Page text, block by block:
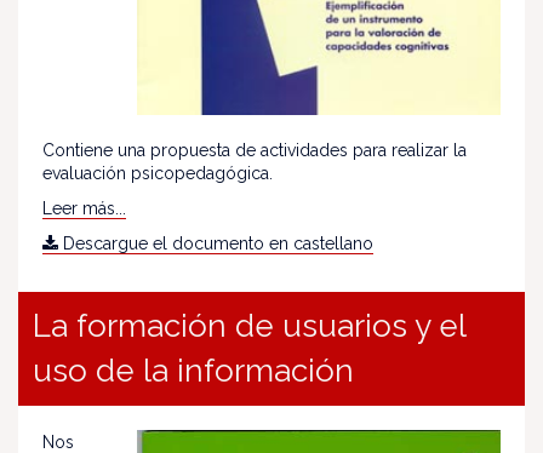
Contiene una propuesta de actividades para realizar la
evaluación psicopedagógica.
Leer más...
Descargue el documento en castellano
La formación de usuarios y el
uso de la información
Nos